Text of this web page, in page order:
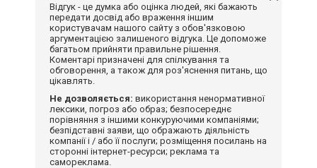
Відгук - це думка або оцінка людей, які бажають
передати досвід або враження іншим
користувачам нашого сайту з обов'язковою
аргументацією залишеного відгука. Це допоможе
багатьом прийняти правильне рішення.
Коментарі призначені для спілкування та
обговорення, а також для роз'яснення питань, що
цікавлять.
Не дозволяється: використання ненормативної
лексики, погроз або образ; безпосереднє
порівняння з іншими конкуруючими компаніями;
безпідставні заяви, що ображають діяльність
компанії і / або її послуги; розміщення посилань на
сторонні інтернет-ресурси; реклама та
самореклама.